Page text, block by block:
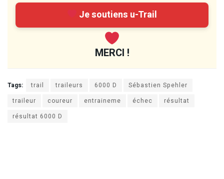
Je soutiens u-Trail
MERCI !
Tags: trail traileurs 6000 D
Sébastien Spehler
traileur
coureur entraineme échec
résultat
résultat 6000 D